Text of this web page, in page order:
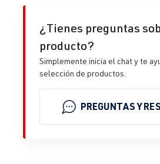
¿Tienes preguntas
producto?
Simplemente inicia el chat y te
selección de productos.
PREGUNTAS Y